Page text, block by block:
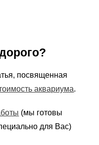
посвященная
аквариума.
(мы готовы
для Вас)